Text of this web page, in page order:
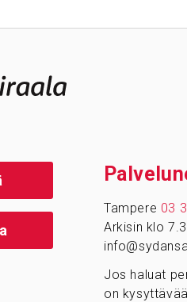
Tampere 03
Arkisin klo
Jos haluat
on